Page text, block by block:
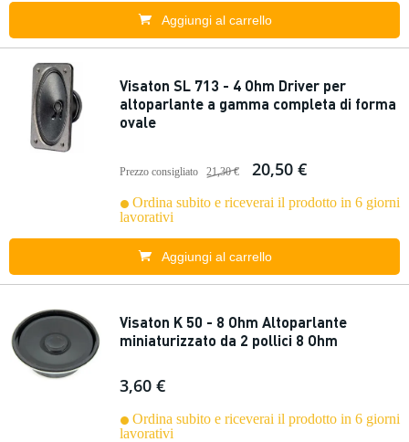
Aggiungi al carrello
Visaton SL 713 - 4 Ohm Driver per
altoparlante a gamma completa di forma
ovale
Prezzo consigliato 21,30 € 20,50 €
Ordina subito e riceverai il prodotto in 6 giorni
lavorativi
Aggiungi al carrello
Visaton K 50 - 8 Ohm Altoparlante
miniaturizzato da 2 pollici 8 Ohm
3,60 €
Ordina subito e riceverai il prodotto in 6 giorni
lavorativi